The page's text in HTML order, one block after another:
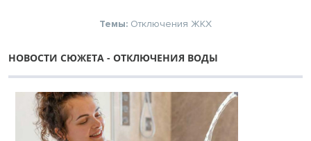
Темы: Отключения ЖКХ
НОВОСТИ СЮЖЕТА - ОТКЛЮЧЕНИЯ ВОДЫ